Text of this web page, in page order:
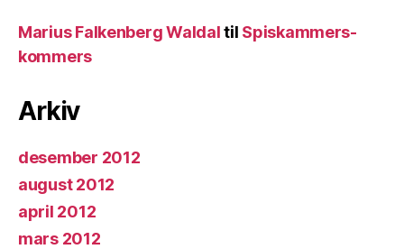
Marius Falkenberg Waldaltil Spiskammers-
kommers
Arkiv
desember 2012
august 2012
april 2012
mars 2012